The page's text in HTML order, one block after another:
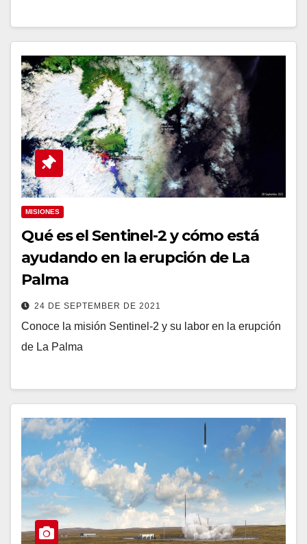
MISIONES
Qué es el Sentinel-2 y cómo está
ayudando en la erupción de La
Palma
24 DE SEPTEMBER DE 2021
Conoce la misión Sentinel-2 y su labor en la erupción
de La Palma